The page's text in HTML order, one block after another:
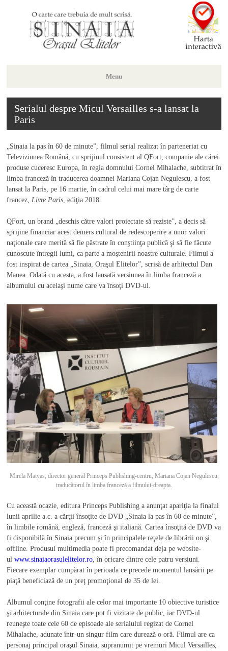
Menu
Serialul despre Micul Versailles s-a lansat la
Paris
„Sinaia la pas în 60 de minute”, filmul serial realizat în parteneriat cu
Televiziunea Română, cu sprijinul consistent al QFort, companie ale cărei
produse cuceresc Europa, în regia domnului Cornel Mihalache, subtitrat în
limba franceză în traducerea doamnei Mariana Cojan Negulescu, a fost
lansat la Paris, pe 16 martie, în cadrul celui mai mare târg de carte
francez, Livre Paris, ediţia 2018.
QFort, un brand „deschis către valori proiectate să reziste”, a decis să
sprijine financiar acest demers cultural de redescoperire a unor valori
naţionale care merită să fie păstrate în conştiinţa publică şi să fie făcute
cunoscute întregii lumi, ca parte a moştenirii noastre culturale. Filmul a
fost inspirat de cartea „Sinaia, Oraşul Elitelor”, scrisă de arhitectul Dan
Manea. Odată cu acesta, a fost lansată versiunea în limba franceză a
albumului cu acelaşi nume care va însoţi DVD-ul.
Mirela Matyas, director general Princeps Publishing-centru, Mariana Cojan Negulescu,
traducătorul în limba franceză a filmului-dreapta.
Cu această ocazie, editura Princeps Publishing a anunţat apariţia la finalul
lunii aprilie a.c. a cărţii însoţite de DVD „Sinaia la pas în 60 de minute”,
în limbile română, engleză, franceză şi italiană. Cartea însoţită de DVD va
fi disponibilă în Sinaia precum şi în principalele reţele de librării on şi
offline. Produsul multimedia poate fi precomandat deja pe website-
ul www.sinaiaorasulelitelor.ro, în oricare dintre cele patru versiuni.
Fiecare exemplar cumpărat în perioada ce precede momentul lansării pe
piaţă beneficiază de un preţ promoţional de 35 de lei.
Albumul conţine fotografii ale celor mai importante 10 obiective turistice
şi arhitecturale din Sinaia care pot fi vizitate de public, iar DVD-ul
reuneşte toate cele 60 de episoade ale serialului regizat de Cornel
Mihalache, adunate într-un singur film care durează o oră. Filmul are ca
personaj principal oraşul Sinaia, supranumit pe vremuri Micul Versailles,